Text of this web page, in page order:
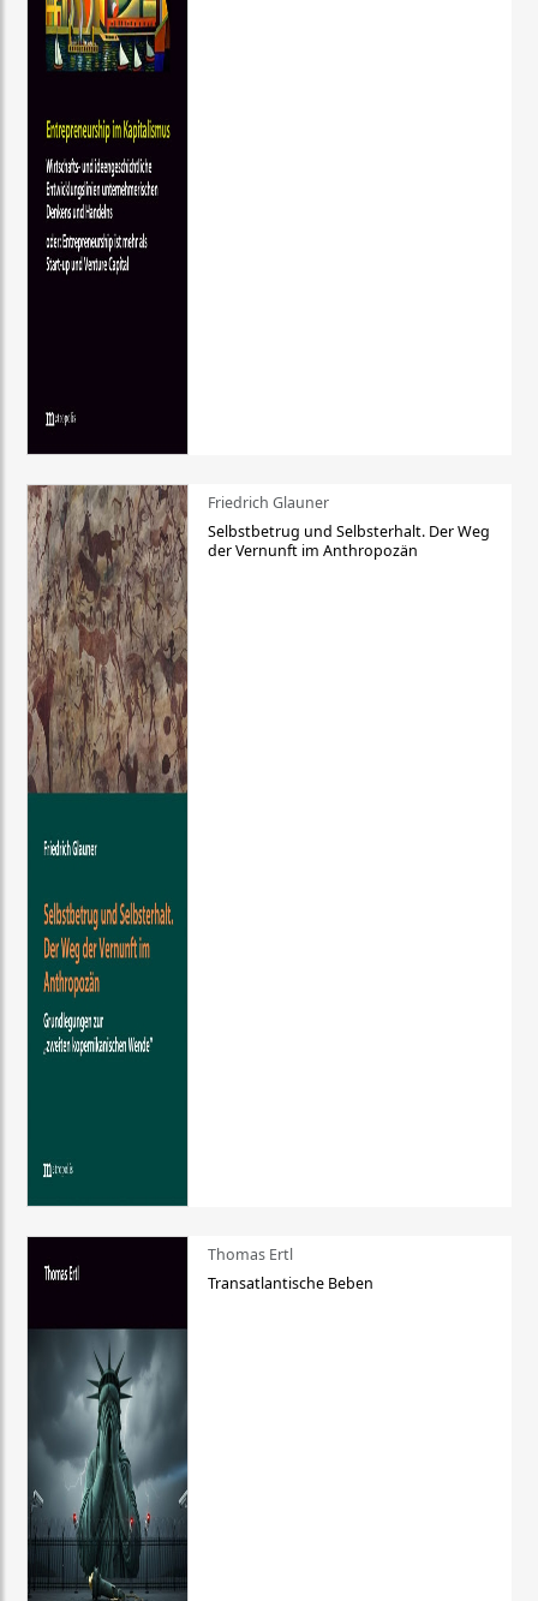
Friedrich Glauner
Selbstbetrug und Selbsterhalt. Der Weg
der Vernunft im Anthropozän
Thomas Ertl
Transatlantische Beben